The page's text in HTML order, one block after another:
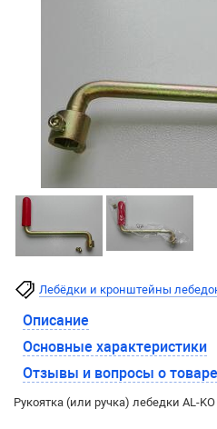
Лебёдки и кронштейны
Описание
Основные характеристики
Отзывы и вопросы о товаре
Рукоятка (или ручка) лебедки AL-